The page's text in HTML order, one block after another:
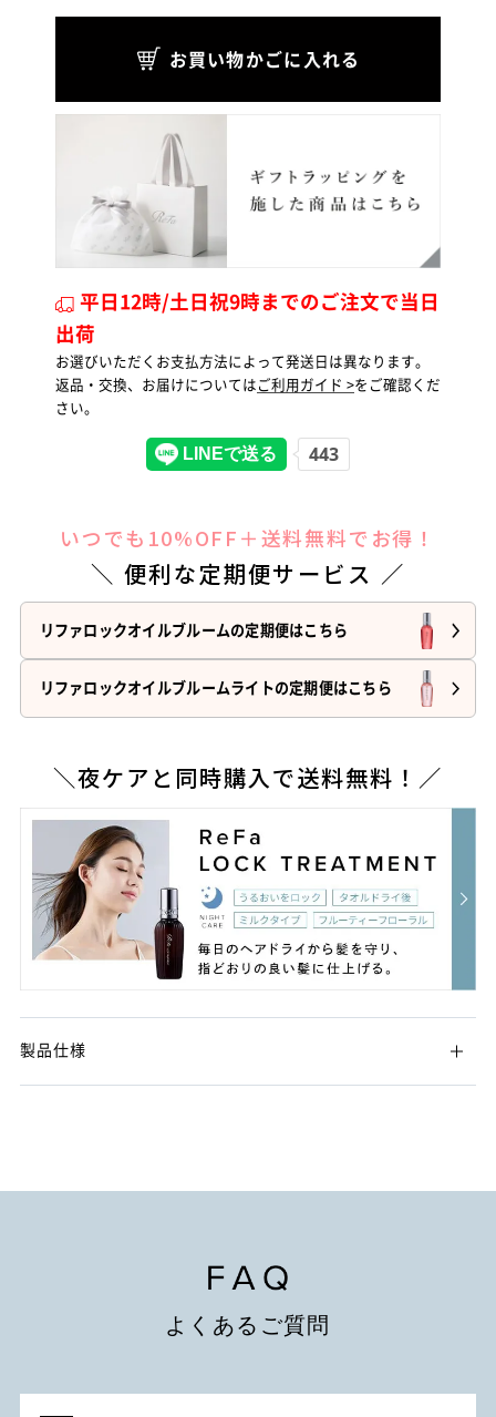
お買い物かごに入れる
平日12時/土日祝9時までのご注文で当日
出荷
お選びいただくお支払方法によって発送日は異なります。
返品・交換、お届けについては ご利用ガイド >をご確認くだ
さい。
いつでも10%OFF＋送料無料でお得！
＼ 便利な定期便サービス ／
リファロックオイルブルームの定期便はこちら
リファロックオイルブルームライトの定期便はこちら
＼夜ケアと同時購入で送料無料！／
製品仕様
よくあるご質問